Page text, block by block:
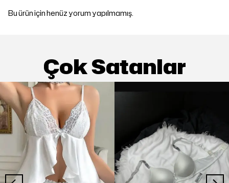
Bu ürün için henüz yorum yapılmamış.
Çok Satanlar